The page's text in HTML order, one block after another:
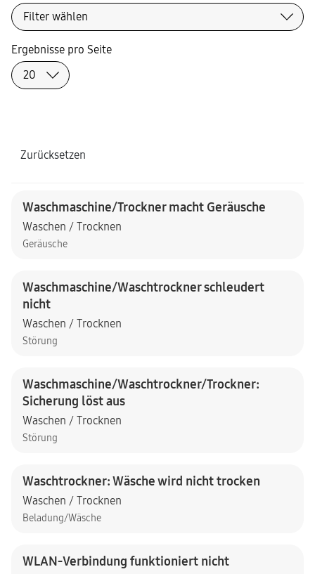
Zurücksetzen
Ergebnisse pro Seite
Waschmaschine/Trockner macht Geräusche
Waschen / Trocknen
Geräusche
Waschmaschine/Waschtrockner schleudert
nicht
Waschen / Trocknen
Störung
Waschmaschine/Waschtrockner/Trockner:
Sicherung löst aus
Waschen / Trocknen
Störung
Waschtrockner: Wäsche wird nicht trocken
Waschen / Trocknen
Beladung/Wäsche
WLAN-Verbindung funktioniert nicht